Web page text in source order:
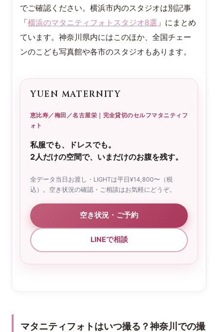
でご確認ください。横浜市内のスタジオは別記事
「横浜のマタニティフォトスタジオ8選 」にまとめ
ています。神奈川県内にはこのほか、全国チェー
ンのこども写真館や各市のスタジオもあります。
YUEN MATERNITY
恵比寿／梅田／名古屋栄｜完全貸切のセルフマタニティフ
ォト
私服でも、ドレスでも。
2人だけの空間で、いまだけのお腹を残す。
全データ当日お渡し・LIGHTは平日¥14,800〜（税
込）。空き状況の確認・ご相談はお気軽にどうぞ。
空き状況・ご予約
LINEで相談
マタニティフォトはいつ撮る？神奈川での撮